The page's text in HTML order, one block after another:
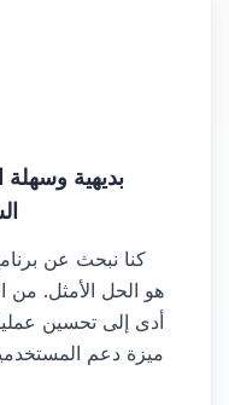
بديهية وسهلة
كنا نبحث عن
أدى إلى تحسين
ميزة دعم